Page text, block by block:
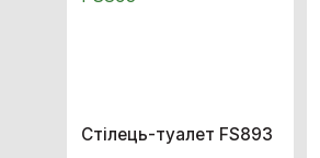
Стілець-туалет FS893